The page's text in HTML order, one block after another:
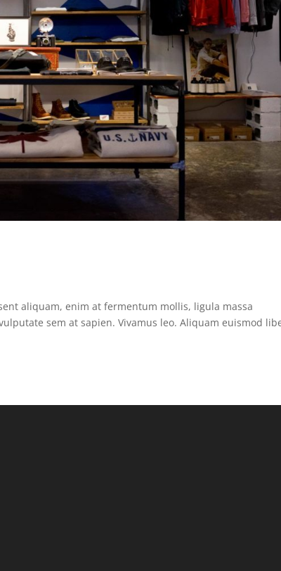
aliquam, enim at fermentum mollis, ligula massa
sem at sapien. Vivamus leo. Aliquam euismod